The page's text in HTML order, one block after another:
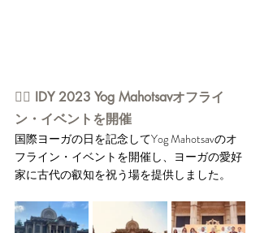
👉🏻 IDY 2023 Yog Mahotsavオフライ
ン・イベントを開催
国際ヨーガの日を記念してYog Mahotsavのオ
フライン・イベントを開催し、ヨーガの愛好
家に古代の叡知を祝う場を提供しました。